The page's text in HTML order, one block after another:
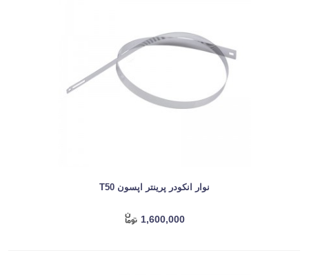
نوار انکودر پرینتر اپسون T50
1,600,000